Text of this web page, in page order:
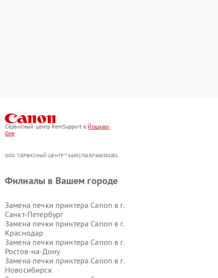
Сервисный центр RemSupport в Йошкар-
Оле
ООО "СЕРВИСНЫЙ ЦЕНТР"* 6685170650*668501001
Филиалы в Вашем городе
Замена печки принтера Canon в г.
Санкт-Петербург
Замена печки принтера Canon в г.
Краснодар
Замена печки принтера Canon в г.
Ростов-на-Дону
Замена печки принтера Canon в г.
Новосибирск